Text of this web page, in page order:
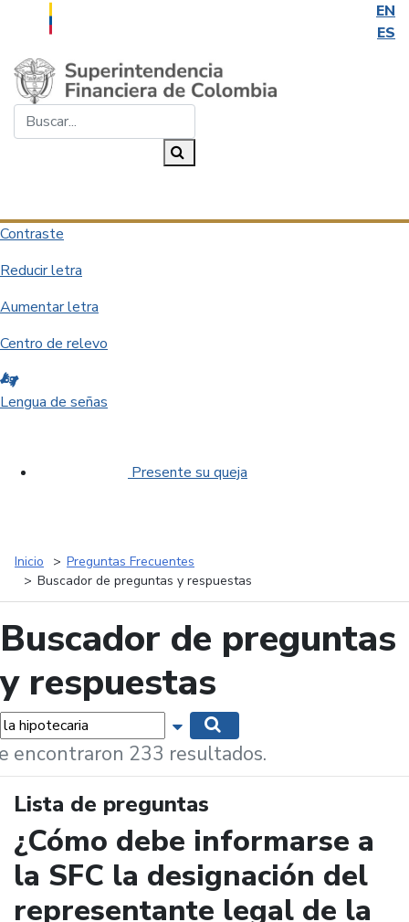
EN
ES
Saltar al contenido principal
Contraste
Reducir letra
Aumentar letra
Centro de relevo
Lengua de señas
Presente su queja
Inicio
Preguntas Frecuentes
Buscador de preguntas y respuestas
Buscador de preguntas
y respuestas
Mostrar opciones de búsqueda
encontraron 233 resultados.
Lista de preguntas
¿Cómo debe informarse a
la SFC la designación del
representante legal de la